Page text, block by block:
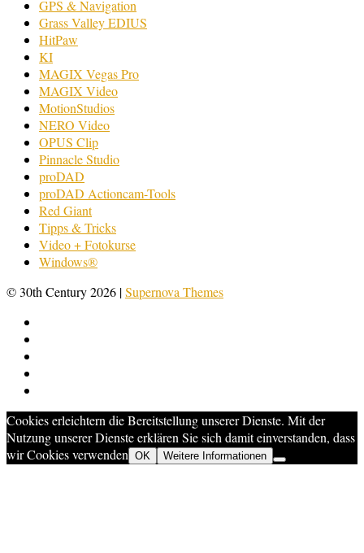
GPS & Navigation
Grass Valley EDIUS
HitPaw
KI
MAGIX Vegas Pro
MAGIX Video
MotionStudios
NERO Video
OPUS Clip
Pinnacle Studio
proDAD
proDAD Actioncam-Tools
Red Giant
Tipps & Tricks
Video + Fotokurse
Windows®
© 30th Century 2026 |Supernova Themes
Cookies erleichtern die Bereitstellung unserer Dienste. Mit der
Nutzung unserer Dienste erklären Sie sich damit einverstanden, dass
wir Cookies verwenden OK Weitere Informationen